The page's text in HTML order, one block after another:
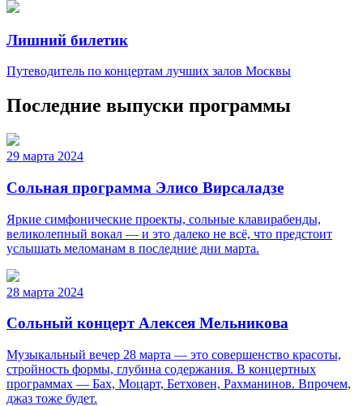
Лишний билетик
Путеводитель по концертам лучших залов Москвы
Последние выпуски программы
29 марта 2024
Сольная программа Элисо Вирсаладзе
Яркие симфонические проекты, сольные клавирабенды,
великолепный вокал — и это далеко не всё, что предстоит
услышать меломанам в последние дни марта.
28 марта 2024
Сольный концерт Алексея Мельникова
Музыкальный вечер 28 марта — это совершенство красоты,
стройность формы, глубина содержания. В концертных
программах — Бах, Моцарт, Бетховен, Рахманинов. Впрочем,
джаз тоже будет.